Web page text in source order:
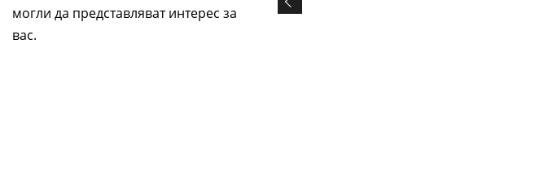
могли да представляват интерес за
вас.